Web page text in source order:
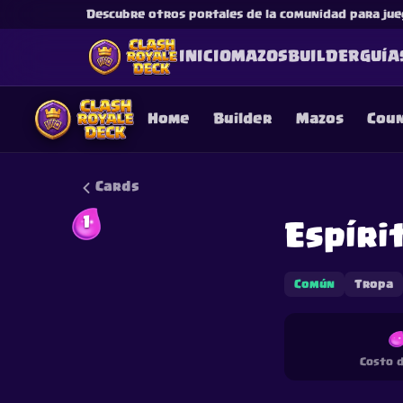
Descubre otros portales de la comunidad para
INICIOMAZOSBUILDER
Home Builder Mazos
Cards
1
Común Tropa
Costo
This content is not
is not responsible for